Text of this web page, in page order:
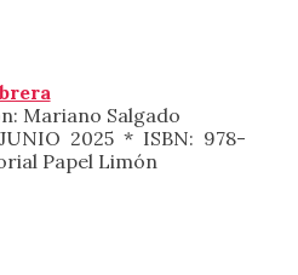
Mariano Salgado
2025 * ISBN: 978-
Papel Limón